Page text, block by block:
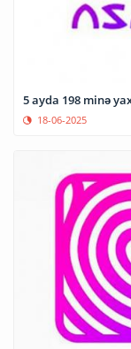
5 ayda 198 minə
18-06-2025